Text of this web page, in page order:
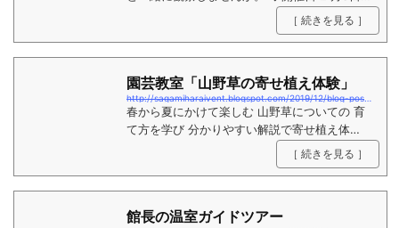
［ 続きを見る ］
園芸教室「山野草の寄せ植え体験」
春から夏にかけて楽しむ 山野草についての 育
て方を学び 分かりやすい解説で寄せ植え体
［ 続きを見る ］
館長の温室ガイドツアー